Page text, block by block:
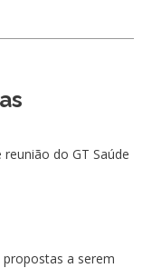
do GT Saúde
a serem